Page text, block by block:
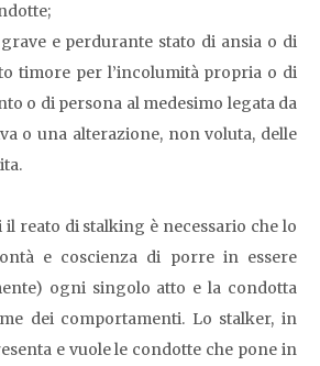
e perdurante stato di ansia o di
timore per l’incolumità propria o di
o di persona al medesimo legata da
o una alterazione, non voluta, delle
reato di stalking è necessario che lo
e coscienza di porre in essere
ogni singolo atto e la condotta
dei comportamenti. Lo stalker, in
e vuole le condotte che pone in